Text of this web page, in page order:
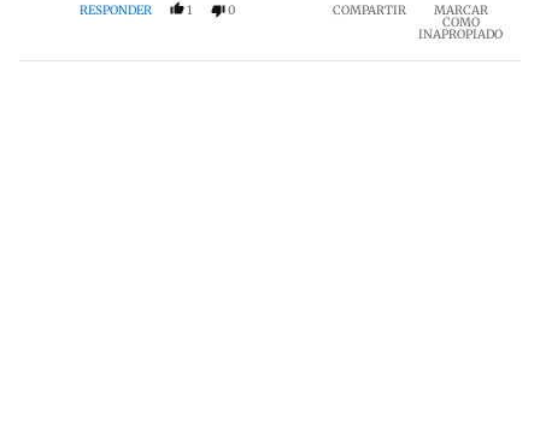
RESPONDER 1 0 COMPARTIR MARCAR
COMO
INAPROPIADO